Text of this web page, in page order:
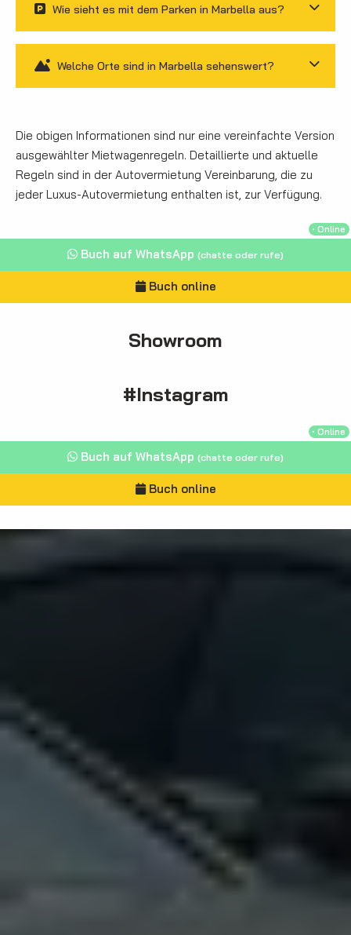
Wie sieht es mit dem Parken in Marbella aus?
Welche Orte sind in Marbella sehenswert?
Die obigen Informationen sind nur eine vereinfachte Version
ausgewählter Mietwagenregeln. Detaillierte und aktuelle
Regeln sind in der Autovermietung Vereinbarung, die zu
jeder Luxus-Autovermietung enthalten ist, zur Verfügung.
・Online
Buch auf WhatsApp (chatte oder rufe)
Buch online
Showroom
#Instagram
・Online
Buch auf WhatsApp (chatte oder rufe)
Buch online